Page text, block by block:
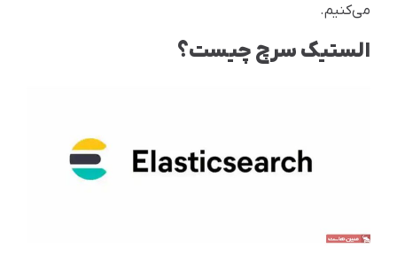
می‌کنیم.
الستیک سرچ چیست؟